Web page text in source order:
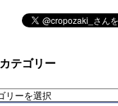
カテゴリー